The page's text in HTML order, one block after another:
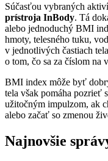
Súčasťou vybraných
prístroja InBody. Tá
alebo jednoduchý BMI
hmoty, telesného tuku,
v jednotlivých častiach
o tom, čo sa za číslom na
BMI index môže byť
tela však pomáha pozrieť
užitočným impulzom, ak
alebo začať so zmenou
Najnovšie